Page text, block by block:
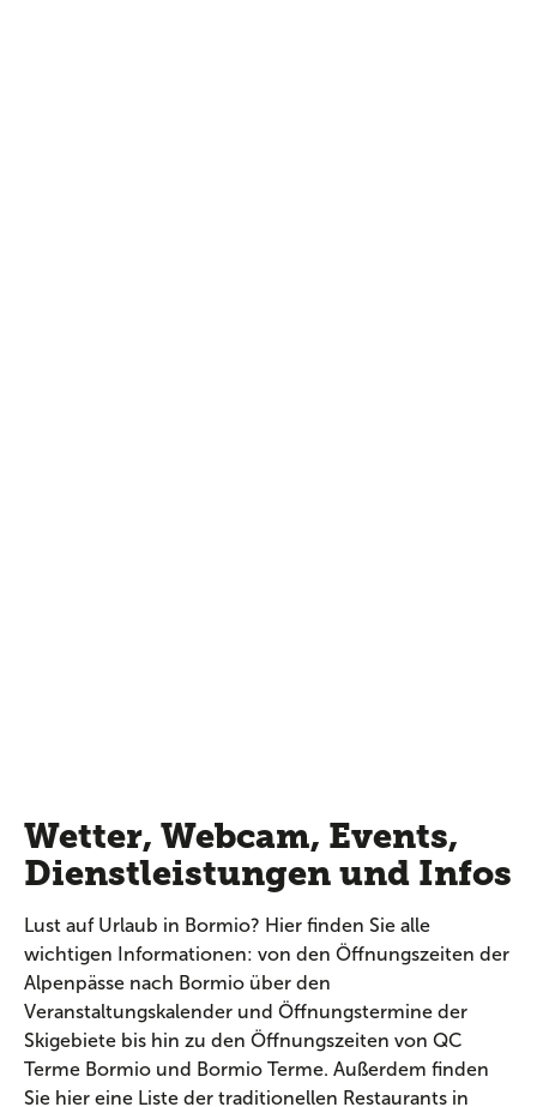
Wetter, Webcam, Events,
Dienstleistungen und Infos
Lust auf Urlaub in Bormio? Hier finden Sie alle
wichtigen Informationen: von den Öffnungszeiten der
Alpenpässe nach Bormio über den
Veranstaltungskalender und Öffnungstermine der
Skigebiete bis hin zu den Öffnungszeiten von QC
Terme Bormio und Bormio Terme. Außerdem finden
Sie hier eine Liste der traditionellen Restaurants in